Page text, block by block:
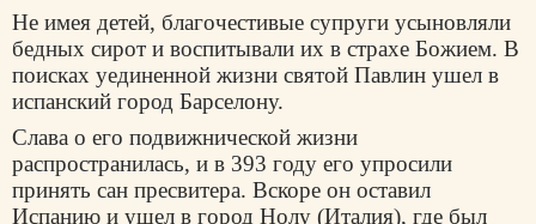
Не имея детей, благочестивые супруги усыновляли
бедных сирот и воспитывали их в страхе Божием. В
поисках уединенной жизни святой Павлин ушел в
испанский город Барселону.
Слава о его подвижнической жизни
распространилась, и в 393 году его упросили
принять сан пресвитера. Вскоре он оставил
Испанию и ушел в город Нолу (Италия), где был